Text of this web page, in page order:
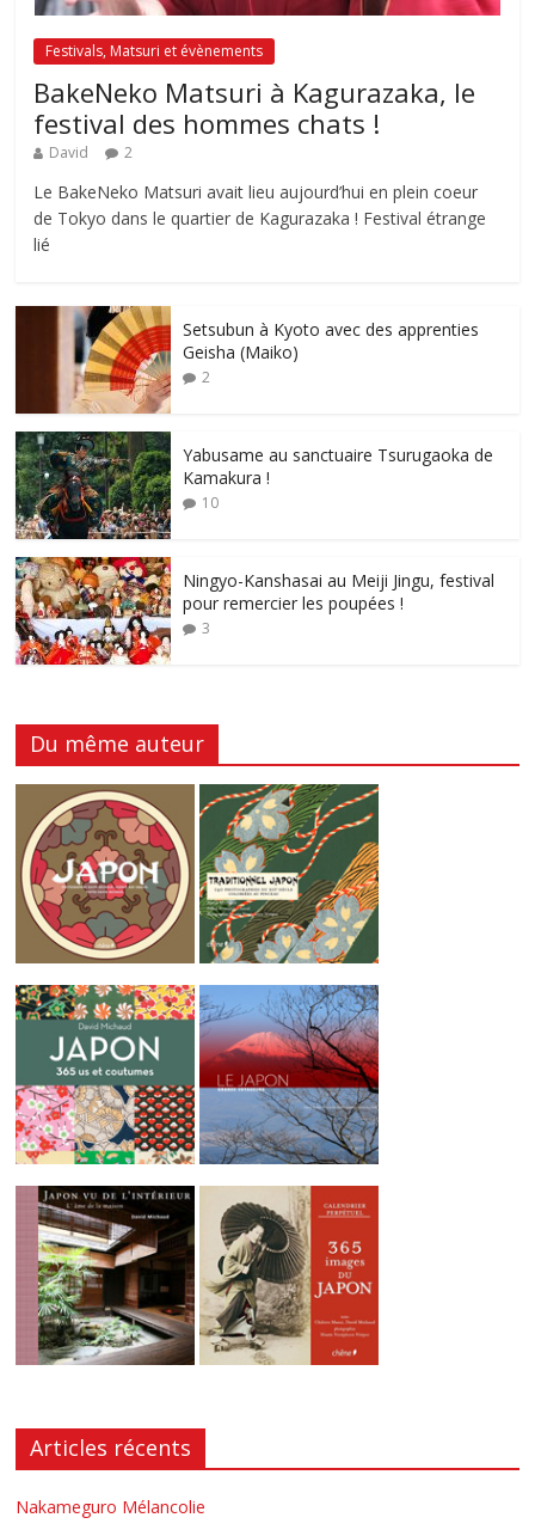
Festivals, Matsuri et évènements
BakeNeko Matsuri à Kagurazaka, le
festival des hommes chats !
David 2
Le BakeNeko Matsuri avait lieu aujourd’hui en plein coeur
de Tokyo dans le quartier de Kagurazaka ! Festival étrange
lié
Setsubun à Kyoto avec des apprenties
Geisha (Maiko)
2
Yabusame au sanctuaire Tsurugaoka de
Kamakura !
10
Ningyo-Kanshasai au Meiji Jingu, festival
pour remercier les poupées !
3
Du même auteur
Articles récents
Nakameguro Mélancolie